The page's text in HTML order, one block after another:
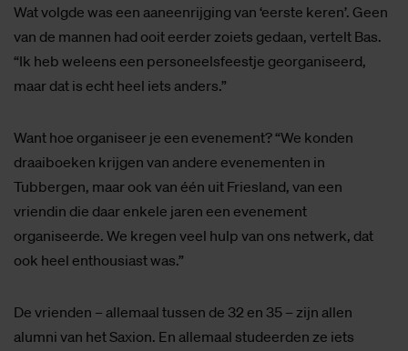
Wat volgde was een aaneenrijging van ‘eerste keren’. Geen
van de mannen had ooit eerder zoiets gedaan, vertelt Bas.
“Ik heb weleens een personeelsfeestje georganiseerd,
maar dat is echt heel iets anders.”
Want hoe organiseer je een evenement? “We konden
draaiboeken krijgen van andere evenementen in
Tubbergen, maar ook van één uit Friesland, van een
vriendin die daar enkele jaren een evenement
organiseerde. We kregen veel hulp van ons netwerk, dat
ook heel enthousiast was.”
De vrienden – allemaal tussen de 32 en 35 – zijn allen
alumni van het Saxion. En allemaal studeerden ze iets